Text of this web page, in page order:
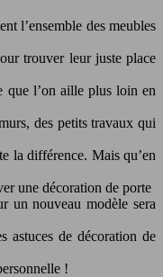
l’ensemble des meubles
trouver leur juste place
que l’on aille plus loin en
des petits travaux qui
la différence. Mais qu’en
une décoration de porte
un nouveau modèle sera
astuces de décoration de
!